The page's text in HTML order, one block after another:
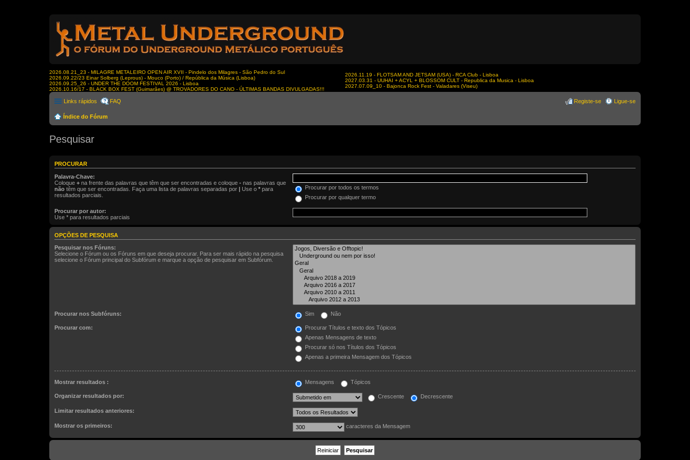
2026.08.21_23 - MILAGRE METALEIRO OPEN AIR XVII - Pindelo dos Milagres - São Pedro do Sul
2026.09.22/23 Einar Solberg (Leprous) - Mouco (Porto) / República da Música (Lisboa)
2026.09.25_26 - UNDER THE DOOM FESTIVAL 2026 - Lisboa
2026.10.16/17 - BLACK BOX FEST (Guimarães) @ TROVADORES DO CANO - ÚLTIMAS BANDAS DIVULGADAS!!!
2026.11.19 - FLOTSAM AND JETSAM (USA) - RCA Club - Lisboa
2027.03.31 - UUHAI + ACYL + BLOSSOM CULT - Republica da Musica - Lisboa
2027.07.09_10 - Bajonca Rock Fest - Valadares (Viseu)
Links rápidos FAQ Ligue-se
Registe-se
Índice do Fórum
Pesquisar
PROCURAR
Palavra-Chave:
Coloque + na frente das palavras que têm que ser encontradas e coloque - nas palavras que
não têm que ser encontradas. Faça uma lista de palavras separadas por | Use o * para
resultados parciais.
Procurar por todos os termos
Procurar por qualquer termo
Procurar por autor:
Use * para resultados parciais
OPÇÕES DE PESQUISA
Pesquisar nos Fóruns:
Selecione o Fórum ou os Fóruns em que deseja procurar. Para ser mais rápido na pesquisa
selecione o Fórum principal do Subfórum e marque a opção de pesquisar em Subfórum.
Procurar nos Subfóruns: Sim Não
Procurar com:
Procurar Títulos e texto dos Tópicos
Apenas Mensagens de texto
Procurar só nos Títulos dos Tópicos
Apenas a primeira Mensagem dos Tópicos
Mostrar resultados : Mensagens Tópicos
Organizar resultados por: Crescente Decrescente
Limitar resultados anteriores:
Mostrar os primeiros: caracteres da Mensagem